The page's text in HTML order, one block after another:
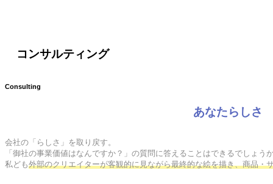
コンサルティング
Consulting
あなたらしさ
会社の「らしさ」を取り戻す。
「御社の事業価値はなんですか？」の質問に答えることはできるでしょう
私ども外部のクリエイターが客観的に見ながら最終的な絵を描き、商品・